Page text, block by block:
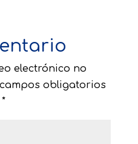
electrónico no
obligatorios
*